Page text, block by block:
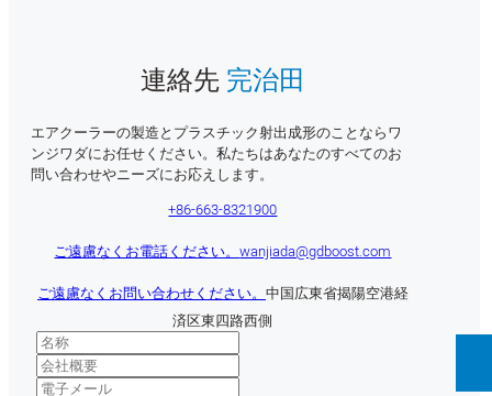
連絡先 完治田
エアクーラーの製造とプラスチック射出成形のことならワ
ンジワダにお任せください。私たちはあなたのすべてのお
問い合わせやニーズにお応えします。
+86-663-8321900
ご遠慮なくお電話ください。wanjiada@gdboost.com
ご遠慮なくお問い合わせください。 中国広東省揭陽空港経
済区東四路西側